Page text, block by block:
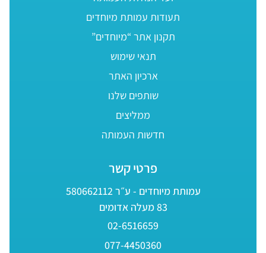
תעודות עמותת מיוחדים
תקנון אתר “מיוחדים”
תנאי שימוש
ארכיון האתר
שותפים שלנו
ממליצים
חדשות העמותה
פרטי קשר
עמותת מיוחדים - ע״ר 580662112
83 מעלה אדומים
02-6516659
077-4450360